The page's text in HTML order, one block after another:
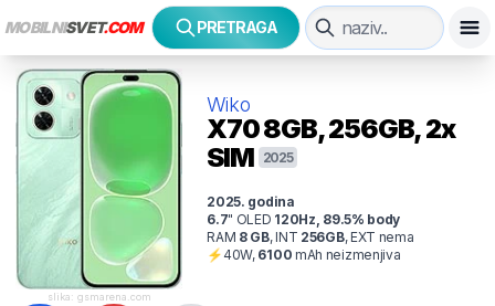
MOBILNISVET.COM PRETRAGA
slika: gsmarena.com
Wiko
X708GB, 256GB, 2x
SIM
2025
2025. godina
6.7" OLED 120Hz 89.5% body
RAM 8GB,INT 256GB,EXT nema
⚡40W, 6100 mAh neizmenjiva